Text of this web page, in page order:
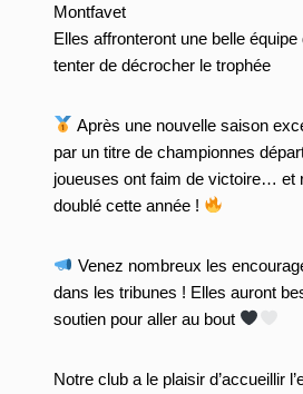
Montfavet
Elles affronteront une belle
tenter de décrocher le trophée
Après une nouvelle saison
par un titre de championnes
joueuses ont faim de victoire… et
doublé cette année !
Venez nombreux les
dans les tribunes ! Elles auront
soutien pour aller au bout
Notre club a le plaisir d’accueillir